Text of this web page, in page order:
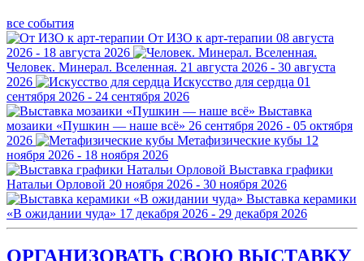
все события
От ИЗО к арт-терапии 08 августа
2026 - 18 августа 2026
Человек. Минерал. Вселенная. 21 августа 2026 - 30 августа
2026
Искусство для сердца 01
сентября 2026 - 24 сентября 2026
Выставка
мозаики «Пушкин — наше всё» 26 сентября 2026 - 05 октября
2026
Метафизические кубы 12
ноября 2026 - 18 ноября 2026
Выставка графики
Натальи Орловой 20 ноября 2026 - 30 ноября 2026
Выставка керамики
«В ожидании чуда» 17 декабря 2026 - 29 декабря 2026
ОРГАНИЗОВАТЬ СВОЮ ВЫСТАВКУ